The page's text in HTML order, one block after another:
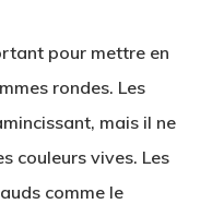
pour mettre en
rondes. Les
mais il ne
couleurs vives. Les
comme le